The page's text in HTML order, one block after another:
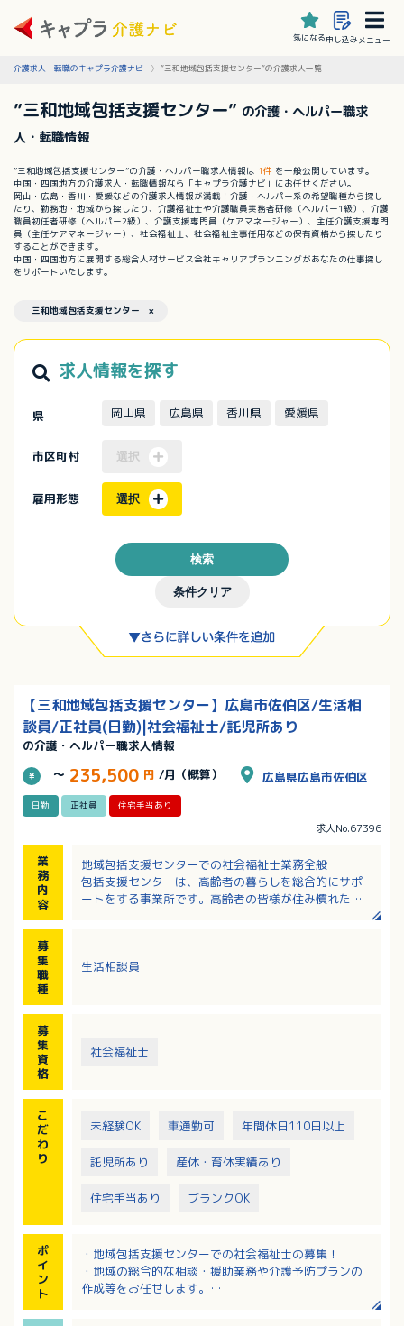
気になる申し込みメニュー
介護求人・転職のキャプラ介護ナビ ”三和地域包括支援センター”の介護求人一覧
”三和地域包括支援センター” の介護・ヘルパー職求
人・転職情報
”三和地域包括支援センター”の介護・ヘルパー職求人情報は 1件 を一般公開しています。
中国・四国地方の介護求人・転職情報なら「キャプラ介護ナビ」にお任せください。
岡山・広島・香川・愛媛などの介護求人情報が満載！介護・ヘルパー系の希望職種から探し
たり、勤務地・地域から探したり、介護福祉士や介護職員実務者研修（ヘルパー1級）、介護
職員初任者研修（ヘルパー2級）、介護支援専門員（ケアマネージャー）、主任介護支援専門
員（主任ケアマネージャー）、社会福祉士、社会福祉主事任用などの保有資格から探したり
することができます。
中国・四国地方に展開する総合人材サービス会社キャリアプランニングがあなたの仕事探し
をサポートいたします。
三和地域包括支援センター ×
求人情報を探す
県 岡山県 広島県 香川県 愛媛県
市区町村 選択
雇用形態 選択
条件クリア
検索
【三和地域包括支援センター】広島市佐伯区/生活相
談員/正社員(日勤)|社会福祉士/託児所あり
の介護・ヘルパー職求人情報
～ 235,500 円 /月（概算） 広島県広島市佐伯区
日勤 正社員 住宅手当あり
求人No.67396
業
務
内
容
地域包括支援センターでの社会福祉士業務全般
包括支援センターは、高齢者の暮らしを総合的にサポ
ートをする事業所です。高齢者の皆様が住み慣れた地
ら、要介護1・2までの介護予防プランの作成なども行
募
集
職
種
生活相談員
募
集
資
格
社会福祉士
こ
だ
わ
り
未経験OK 車通勤可 年間休日110日以上
託児所あり 産休・育休実績あり
住宅手当あり ブランクOK
ポ
イ
ン
ト
・地域包括支援センターでの社会福祉士の募集！
・地域の総合的な相談・援助業務や介護予防プランの
作成等をお任せします。